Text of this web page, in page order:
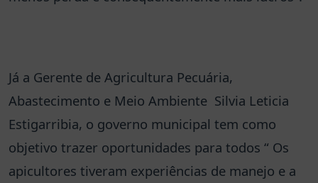
Já a Gerente de Agricultura Pecuária,
Abastecimento e Meio Ambiente Silvia Leticia
Estigarribia, o governo municipal tem como
objetivo trazer oportunidades para todos “ Os
apicultores tiveram experiências de manejo e a